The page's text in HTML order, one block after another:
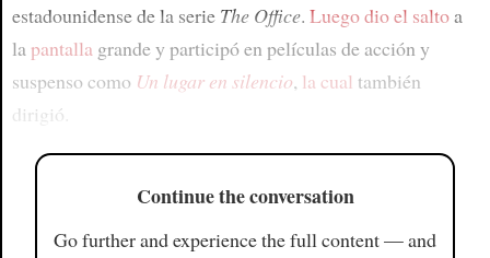
estadounidense de la serie The Office. Luego dio el saltoa
la pantalla grande y participó en películas de acción y
suspenso como Un lugar en silencio, la cual también
dirigió.
Continue the conversation
Go further and experience the full content — and